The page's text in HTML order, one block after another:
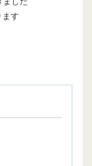
ます